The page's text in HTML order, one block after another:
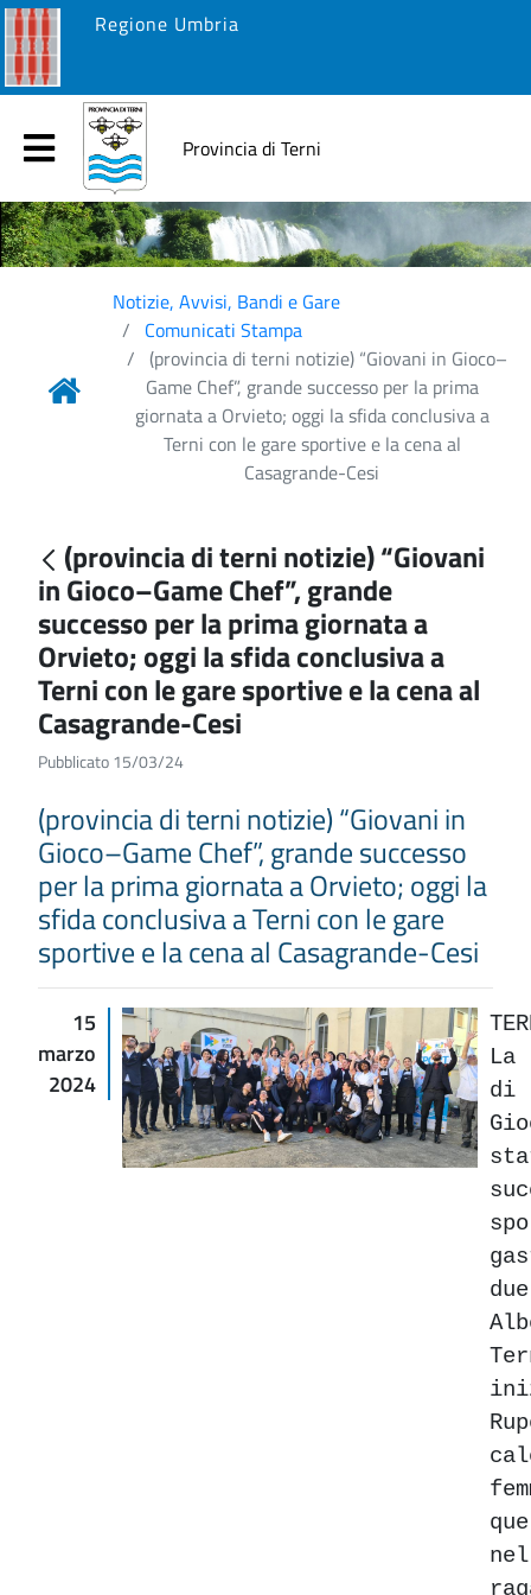
Regione Umbria
Provincia di Terni
Notizie, Avvisi, Bandi e Gare
Comunicati Stampa
(provincia di terni notizie) “Giovani in Gioco–
Game Chef”, grande successo per la prima
giornata a Orvieto; oggi la sfida conclusiva a
Terni con le gare sportive e la cena al
Casagrande-Cesi
(provincia di terni notizie) “Giovani
in Gioco–Game Chef”, grande
successo per la prima giornata a
Orvieto; oggi la sfida conclusiva a
Terni con le gare sportive e la cena al
Casagrande-Cesi
Pubblicato 15/03/24
(provincia di terni notizie) “Giovani in
Gioco–Game Chef”, grande successo
per la prima giornata a Orvieto; oggi la
sfida conclusiva a Terni con le gare
sportive e la cena al Casagrande-Cesi
15
marzo
2024
di